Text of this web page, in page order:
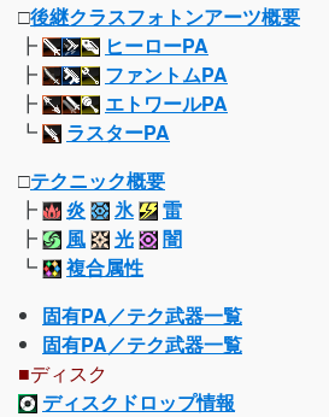
□後継クラスフォトンアーツ概要
┣
ヒーローPA
┣
ファントムPA
┣
エトワールPA
┗
ラスターPA
□テクニック概要
┣
炎 氷
雷
┣
風 光
闇
┗
複合属性
固有PA／テク武器一覧
固有PA／テク武器一覧
■ディスク
ディスクドロップ情報